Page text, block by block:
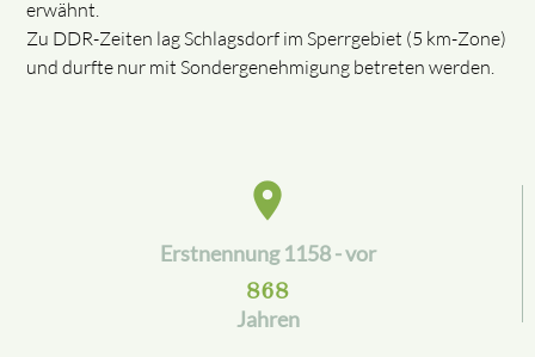
erwähnt.
Zu DDR-Zeiten lag Schlagsdorf im Sperrgebiet (5 km-Zone)
und durfte nur mit Sondergenehmigung betreten werden.
place
Erstnennung 1158 - vor
868
Jahren